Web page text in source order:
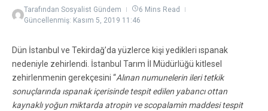
Tarafından Sosyalist Gündem
6 Mins Read
Güncellenmiş: Kasım 5, 2019 11:46
Dün İstanbul ve Tekirdağ’da yüzlerce kişi yedikleri ıspanak
nedeniyle zehirlendi. İstanbul Tarım İl Müdürlüğü kitlesel
zehirlenmenin gerekçesini “Alınan numunelerin ileri tetkik
sonuçlarında ıspanak içerisinde tespit edilen yabancı ottan
kaynaklı yoğun miktarda atropin ve scopalamin maddesi tespit